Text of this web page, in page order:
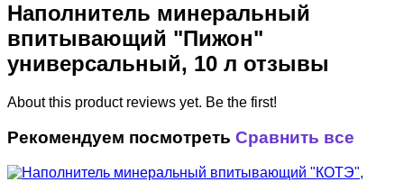
Наполнитель минеральный
впитывающий "Пижон"
универсальный, 10 л отзывы
About this product reviews yet. Be the first!
Рекомендуем посмотреть Сравнить все